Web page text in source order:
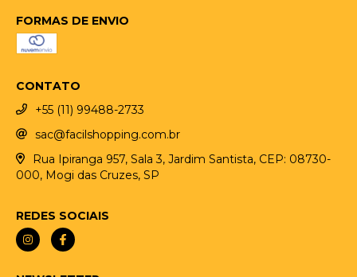
FORMAS DE ENVIO
CONTATO
+55 (11) 99488-2733
sac@facilshopping.com.br
Rua Ipiranga 957, Sala 3, Jardim Santista, CEP: 08730-
000, Mogi das Cruzes, SP
REDES SOCIAIS